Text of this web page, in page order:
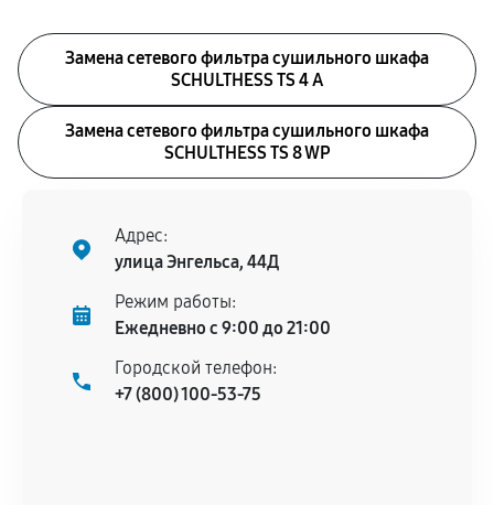
Замена сетевого фильтра сушильного шкафа
SCHULTHESS TS 4 A
Замена сетевого фильтра сушильного шкафа
SCHULTHESS TS 8 WP
Адрес:
улица Энгельса, 44Д
Режим работы:
Ежедневно с 9:00 до 21:00
Городской телефон:
+7 (800) 100-53-75